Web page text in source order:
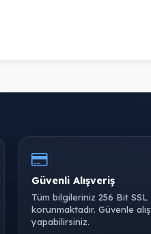
Güvenli Alışveriş
Tüm bilgileriniz 256 Bit SSL
korunmaktadır. Güvenle
yapabilirsiniz.